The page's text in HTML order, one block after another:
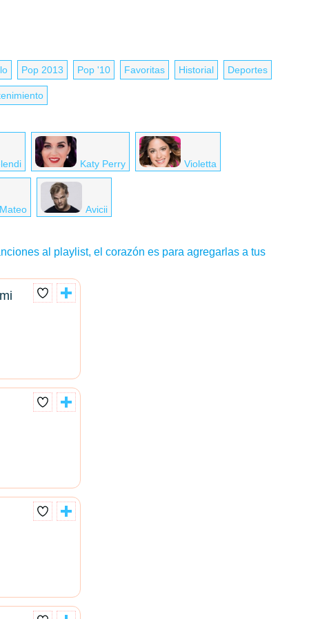
Pop 2013 Pop '10 Favoritas Historial Deportes
Katy Perry Violetta
Avicii
al playlist, el corazón es para agregarlas a tus